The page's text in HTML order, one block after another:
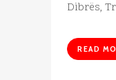
Dibrës,
READ